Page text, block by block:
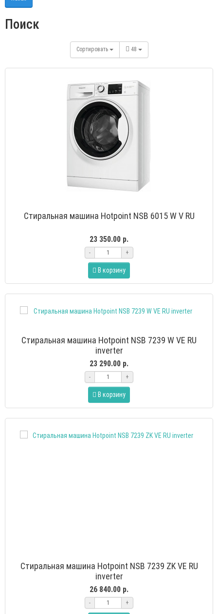
Поиск
Сортировать 48
Стиральная машина Hotpoint NSB 6015 W V RU
23 350.00 р.
- +
В корзину
Стиральная машина Hotpoint NSB 7239 W VE RU
inverter
23 290.00 р.
- +
В корзину
Стиральная машина Hotpoint NSB 7239 ZK VE RU
inverter
26 840.00 р.
- +